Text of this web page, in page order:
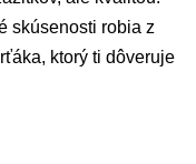
skúsenosti robia z
ktorý ti dôveruje